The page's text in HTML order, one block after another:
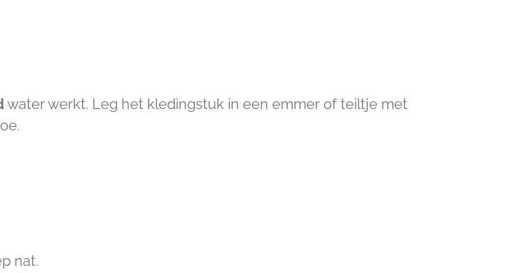
water werkt. Leg het kledingstuk in een emmer of teiltje met
nat.